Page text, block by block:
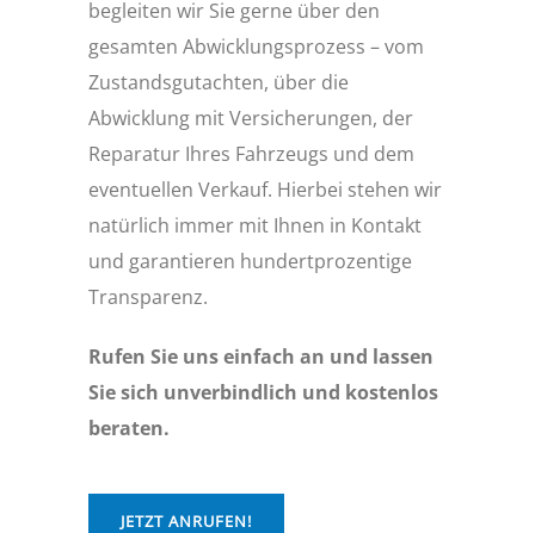
begleiten wir Sie gerne über den
gesamten Abwicklungsprozess – vom
Zustandsgutachten, über die
Abwicklung mit Versicherungen, der
Reparatur Ihres Fahrzeugs und dem
eventuellen Verkauf. Hierbei stehen wir
natürlich immer mit Ihnen in Kontakt
und garantieren hundertprozentige
Transparenz.
Rufen Sie uns einfach an und lassen
Sie sich unverbindlich und kostenlos
beraten.
JETZT ANRUFEN!